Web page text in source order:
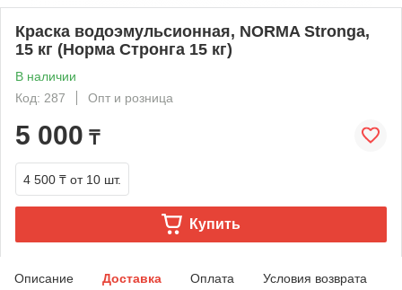
Краска водоэмульсионная, NORMA Stronga,
15 кг (Норма Стронга 15 кг)
В наличии
Код: 287
Опт и розница
5 000 ₸
4 500 ₸ от 10 шт.
Купить
Описание Доставка Оплата Условия возврата